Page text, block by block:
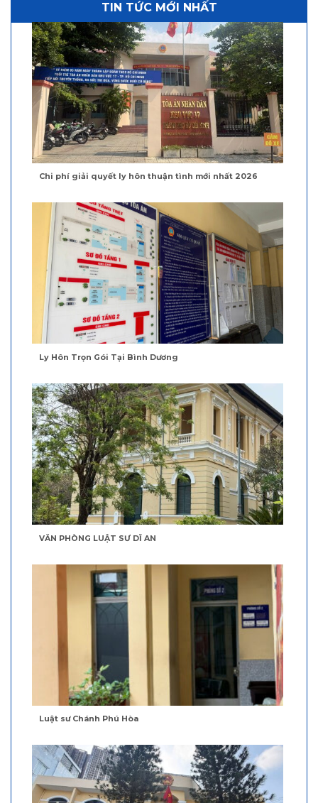
TIN TỨC MỚI NHẤT
Chi phí giải quyết ly hôn thuận tình mới nhất 2026
Ly Hôn Trọn Gói Tại Bình Dương
VĂN PHÒNG LUẬT SƯ DĨ AN
Luật sư Chánh Phú Hòa